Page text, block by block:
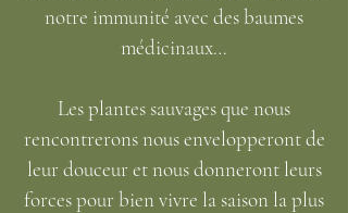
notre immunité avec des baumes
médicinaux…
Les plantes sauvages que nous
rencontrerons nous envelopperont de
leur douceur et nous donneront leurs
forces pour bien vivre la saison la plus